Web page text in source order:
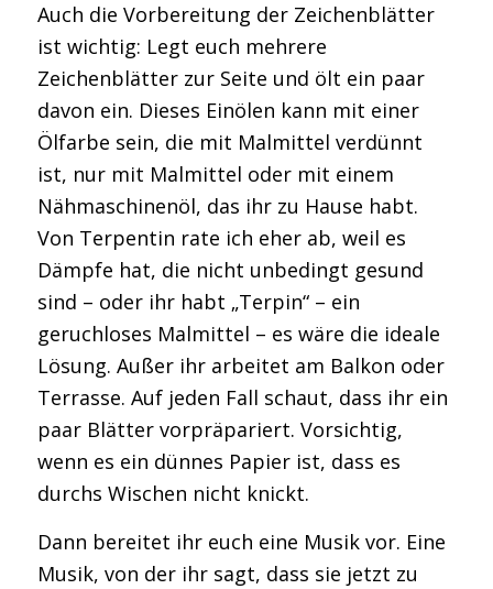
Auch die Vorbereitung der Zeichenblätter
ist wichtig: Legt euch mehrere
Zeichenblätter zur Seite und ölt ein paar
davon ein. Dieses Einölen kann mit einer
Ölfarbe sein, die mit Malmittel verdünnt
ist, nur mit Malmittel oder mit einem
Nähmaschinenöl, das ihr zu Hause habt.
Von Terpentin rate ich eher ab, weil es
Dämpfe hat, die nicht unbedingt gesund
sind – oder ihr habt „Terpin“ – ein
geruchloses Malmittel – es wäre die ideale
Lösung. Außer ihr arbeitet am Balkon oder
Terrasse. Auf jeden Fall schaut, dass ihr ein
paar Blätter vorpräpariert. Vorsichtig,
wenn es ein dünnes Papier ist, dass es
durchs Wischen nicht knickt.
Dann bereitet ihr euch eine Musik vor. Eine
Musik, von der ihr sagt, dass sie jetzt zu